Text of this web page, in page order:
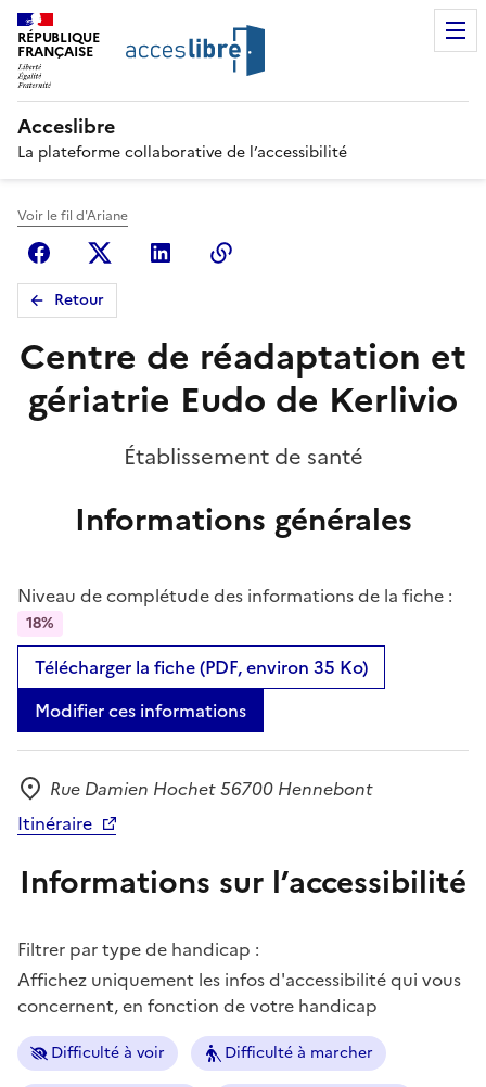
RÉPUBLIQUE
FRANÇAISE
Acceslibre
La plateforme collaborative de l’accessibilité
Voir le fil d'Ariane
FacebookX (anciennement Twitter)
Linkedin
Retour
Centre de réadaptation et
gériatrie Eudo de Kerlivio
Établissement de santé
Informations générales
Niveau de complétude des informations de la fiche :
18%
Télécharger la fiche (PDF, environ 35 Ko)
Modifier ces informations
Adresse
Rue Damien Hochet 56700 Hennebont
Itinéraire
Informations sur l’accessibilité
Filtrer par type de handicap :
Affichez uniquement les infos d'accessibilité qui vous
concernent, en fonction de votre handicap
Difficulté à voir Difficulté à marcher